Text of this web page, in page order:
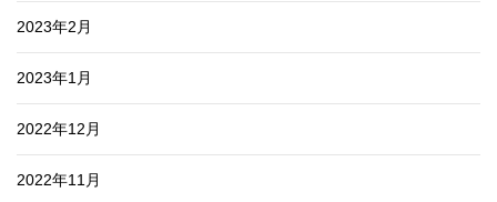
2023年2月
2023年1月
2022年12月
2022年11月